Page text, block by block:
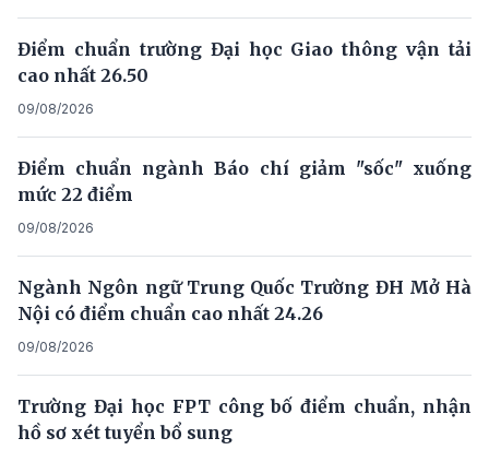
Điểm chuẩn trường Đại học Giao thông vận tải
cao nhất 26.50
09/08/2026
Điểm chuẩn ngành Báo chí giảm "sốc" xuống
mức 22 điểm
09/08/2026
Ngành Ngôn ngữ Trung Quốc Trường ĐH Mở Hà
Nội có điểm chuẩn cao nhất 24.26
09/08/2026
Trường Đại học FPT công bố điểm chuẩn, nhận
hồ sơ xét tuyển bổ sung